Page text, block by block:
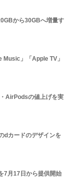
から30GBへ増量す
Music」「Apple TV」
AirPodsの値上げを実
dカードのデザインを
7月17日から提供開始